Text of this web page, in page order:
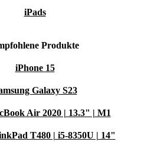
iPads
Produkte
iPhone 15
Galaxy S23
Air 2020 | 13.3" | M1
T480 | i5-8350U | 14"